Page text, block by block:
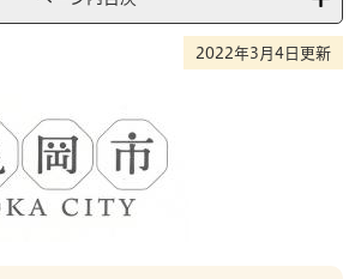
2022年3月4日更新